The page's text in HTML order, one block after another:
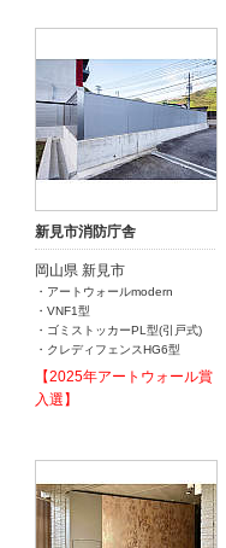
新見市消防庁舎
岡山県 新見市
・アートウォールmodern
・VNF1型
・ゴミストッカーPL型(引戸式)
・クレディフェンスHG6型
【2025年アートウォール賞
入選】